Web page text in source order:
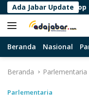
Langsung
ke
konten
Ada Jabar Update
Top 10 Negara
Beranda Nasional
Beranda Parlementaria
Parlementaria